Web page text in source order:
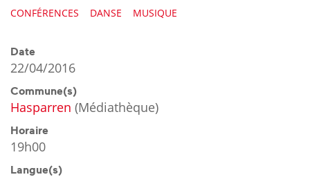
CONFÉRENCES DANSE MUSIQUE
Date
22/04/2016
Commune(s)
Hasparren (Médiathèque)
Horaire
19h00
Langue(s)